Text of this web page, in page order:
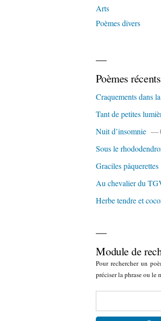
Arts
Poèmes divers
Poèmes récents
Craquements dans
Tant de petites
Nuit d’insomnie
Sous le
Graciles pâquerettes
Au chevalier du
Herbe tendre et
Module de
Pour rechercher un
préciser la phrase ou le